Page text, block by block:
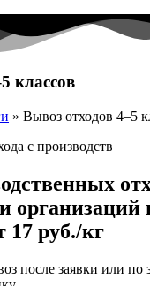
классов
» Вывоз отходов 4–5
17 руб./кг
после заявки или по